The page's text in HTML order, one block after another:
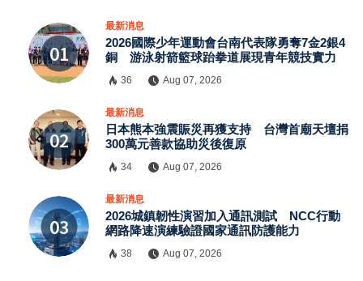
最新消息
2026國際少年運動會台南代表隊勇奪7金2銀4
銅 游泳射箭籃球跆拳道展現青年競技實力
36 Aug 07, 2026
最新消息
日本熊本強震賑災再獲支持 台灣首廟天壇捐
300萬元善款協助災後復原
34 Aug 07, 2026
最新消息
2026城鎮韌性演習加入通訊測試 NCC行動
網路降速演練驗證國家通訊防護能力
38 Aug 07, 2026
×
中 華 超 傳 媒
Https://reurl.cc/adqW77